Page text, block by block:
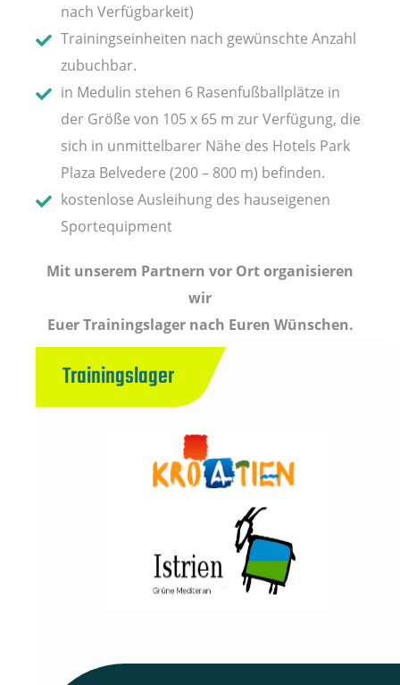
nach Verfügbarkeit)
Trainingseinheiten nach gewünschte Anzahl
zubuchbar.
in Medulin stehen 6 Rasenfußballplätze in
der Größe von 105 x 65 m zur Verfügung, die
sich in unmittelbarer Nähe des Hotels Park
Plaza Belvedere (200 – 800 m) befinden.
kostenlose Ausleihung des hauseigenen
Sportequipment
Mit unserem Partnern vor Ort organisieren
wir
Euer Trainingslager nach Euren Wünschen.
Trainingslager